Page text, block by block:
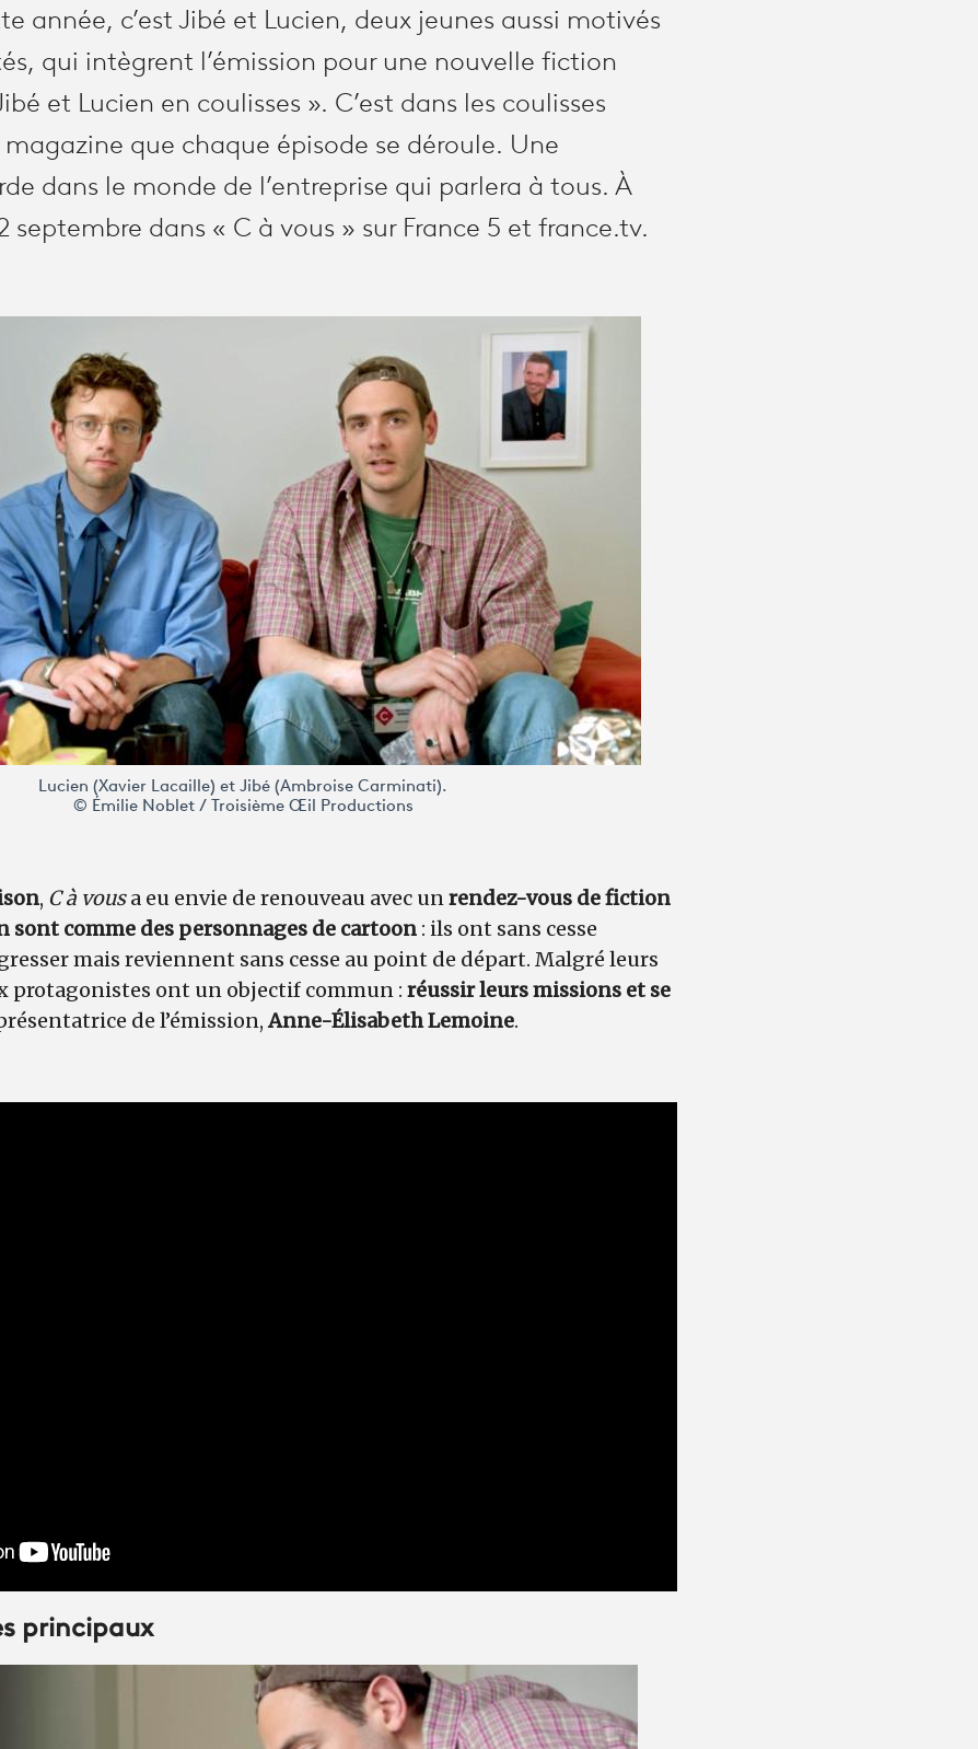
année, c’est Jibé et Lucien, deux jeunes aussi motivés
qui intègrent l’émission pour une nouvelle fiction
et Lucien en coulisses ». C’est dans les coulisses
que chaque épisode se déroule. Une
dans le monde de l’entreprise qui parlera à tous. À
septembre dans « C à vous » sur France 5 et france.tv.
Lucien (Xavier Lacaille) et Jibé (Ambroise Carminati).
© Émilie Noblet / Troisième Œil Productions
, C à vousa eu envie de renouveau avec unrendez-vous de fiction
sont comme des personnages de cartoon : ils ont sans cesse
mais reviennent sans cesse au point de départ. Malgré leurs
protagonistes ont un objectif commun : réussir leurs missions et se
de l’émission,Anne-Élisabeth Lemoine.
principaux